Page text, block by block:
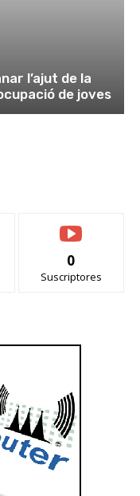
l’ajut de la
de joves
0
Suscriptores